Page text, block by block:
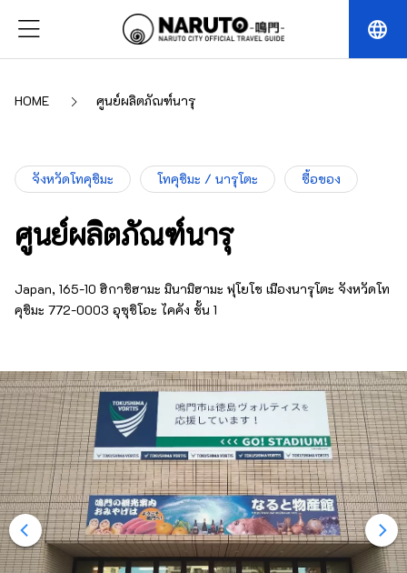
language
HOME ศูนย์ผลิตภัณฑ์นารุ
จังหวัดโทคุชิมะ โทคุชิมะ / นารุโตะ ซื้อของ
ศูนย์ผลิตภัณฑ์นารุ
Japan, 165-10 ฮิกาชิฮามะ มินามิฮามะ ฟุโยโช เมืองนารุโตะ จังหวัดโท
คุชิมะ 772-0003 อุซุชิโอะ ไคคัง ชั้น 1